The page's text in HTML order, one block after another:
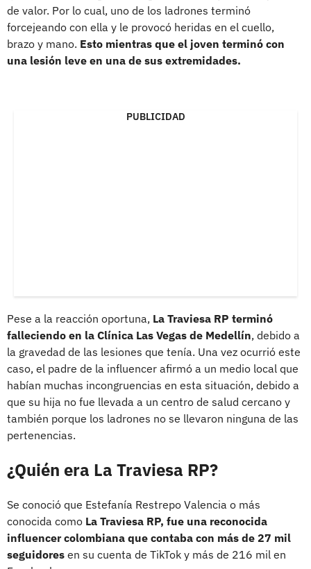
de valor. Por lo cual, uno de los ladrones terminó
forcejeando con ella y le provocó heridas en el cuello,
brazo y mano. Esto mientras que el joven terminó con
una lesión leve en una de sus extremidades.
PUBLICIDAD
Pese a la reacción oportuna, La Traviesa RP terminó
falleciendo en la Clínica Las Vegas de Medellín, debido a
la gravedad de las lesiones que tenía. Una vez ocurrió este
caso, el padre de la influencer afirmó a un medio local que
habían muchas incongruencias en esta situación, debido a
que su hija no fue llevada a un centro de salud cercano y
también porque los ladrones no se llevaron ninguna de las
pertenencias.
¿Quién era La Traviesa RP?
Se conoció que Estefanía Restrepo Valencia o más
conocida como La Traviesa RP, fue una reconocida
influencer colombiana que contaba con más de 27 mil
seguidores en su cuenta de TikTok y más de 216 mil en